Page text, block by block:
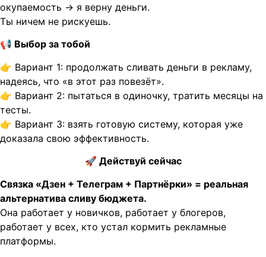
окупаемость → я верну деньги.
Ты ничем не рискуешь.
📢 Выбор за тобой
👉 Вариант 1: продолжать сливать деньги в рекламу,
надеясь, что «в этот раз повезёт».
👉 Вариант 2: пытаться в одиночку, тратить месяцы на
тесты.
👉 Вариант 3: взять готовую систему, которая уже
доказала свою эффективность.
🚀 Действуй сейчас
Связка «Дзен + Телеграм + Партнёрки» = реальная
альтернатива сливу бюджета.
Она работает у новичков, работает у блогеров,
работает у всех, кто устал кормить рекламные
платформы.